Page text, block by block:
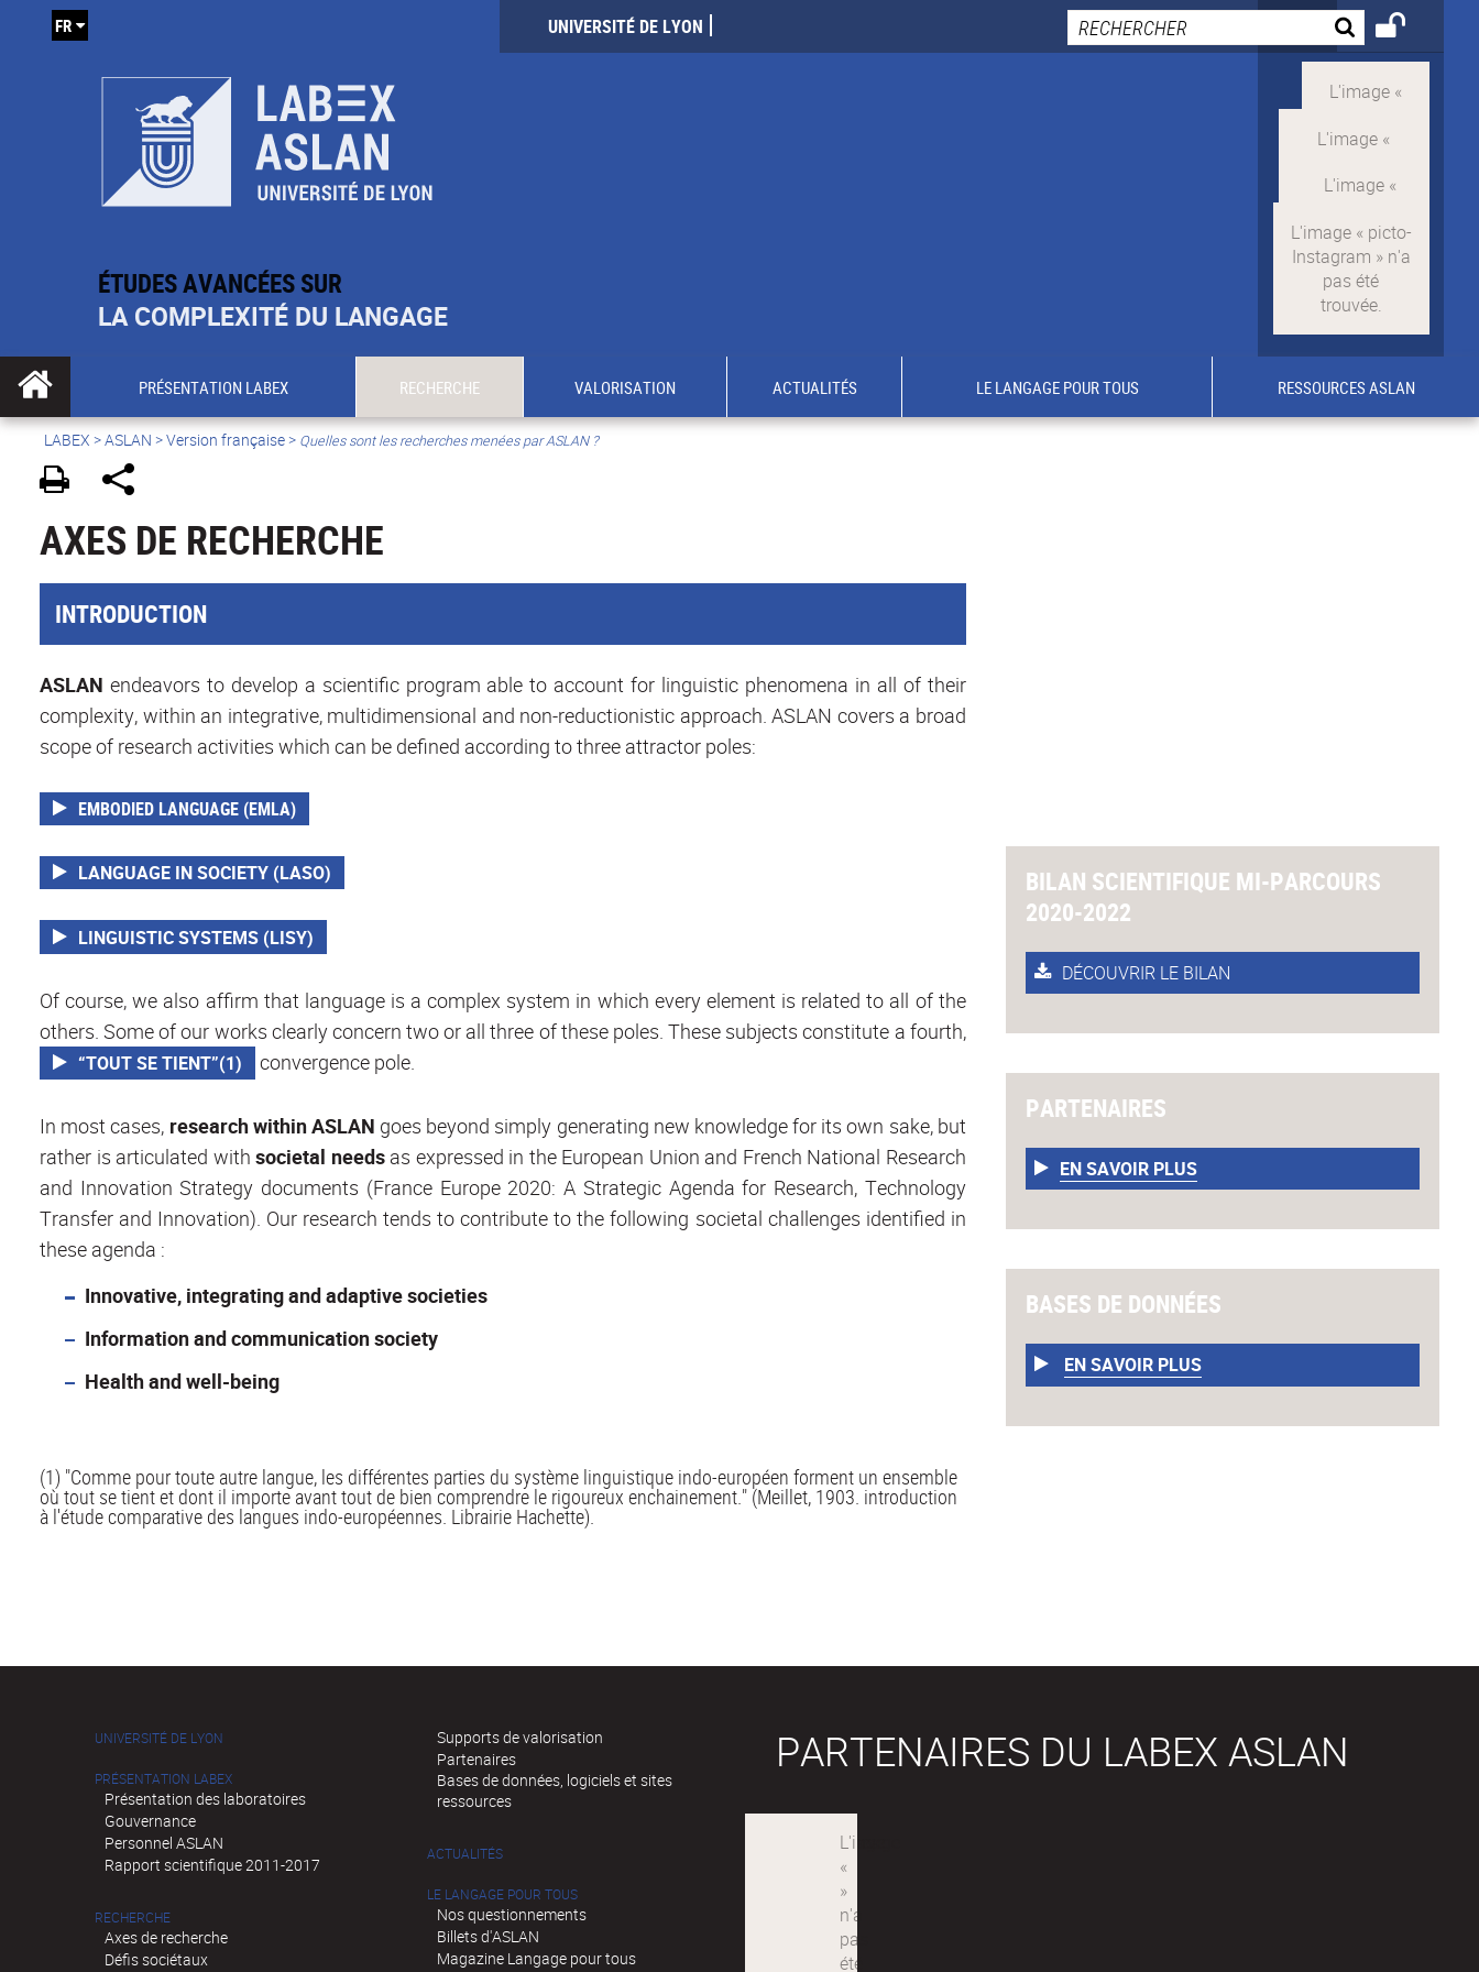
ÉTUDES AVANCÉES SUR
LA COMPLEXITÉ DU LANGAGE
UNIVERSITÉ DE LYON
FR
PRÉSENTATION LABEX RECHERCHE VALORISATION ACTUALITÉS LE LANGAGE POUR TOUS RESSOURCES ASLAN
LABEX >ASLAN >Version française> Quelles sont les recherches menées par ASLAN ?
AXES DE RECHERCHE
INTRODUCTION
ASLAN endeavors to develop a scientific program able to account for linguistic phenomena in all of their
complexity, within an integrative, multidimensional and non-reductionistic approach. ASLAN covers a broad
scope of research activities which can be defined according to three attractor poles:
EMBODIED LANGUAGE (EMLA)
LANGUAGE IN SOCIETY (LASO)
LINGUISTIC SYSTEMS (LISY)
Of course, we also affirm that language is a complex system in which every element is related to all of the
others. Some of our works clearly concern two or all three of these poles. These subjects constitute a fourth,
“TOUT SE TIENT”(1) convergence pole.
In most cases, research within ASLAN goes beyond simply generating new knowledge for its own sake, but
rather is articulated withsocietal needsas expressed in the European Union and French National Research
and Innovation Strategy documents (France Europe 2020: A Strategic Agenda for Research, Technology
Transfer and Innovation). Our research tends to contribute to the following societal challenges identified in
these agenda :
Innovative, integrating and adaptive societies
Information and communication society
Health and well-being
(1) "Comme pour toute autre langue, les différentes parties du système linguistique indo-européen forment un ensemble
où tout se tient et dont il importe avant tout de bien comprendre le rigoureux enchainement." (Meillet, 1903. introduction
à l'étude comparative des langues indo-européennes. Librairie Hachette).
BILAN SCIENTIFIQUE MI-PARCOURS
2020-2022
DÉCOUVRIR LE BILAN
PARTENAIRES
EN SAVOIR PLUS
BASES DE DONNÉES
EN SAVOIR PLUS
UNIVERSITÉ DE LYON
PRÉSENTATION LABEX
Présentation des laboratoires
Gouvernance
Personnel ASLAN
Rapport scientifique 2011-2017
RECHERCHE
Axes de recherche
Défis sociétaux
Supports de valorisation
Partenaires
Bases de données, logiciels et sites
ressources
ACTUALITÉS
LE LANGAGE POUR TOUS
Nos questionnements
Billets d'ASLAN
Magazine Langage pour tous
PARTENAIRES DU LABEX ASLAN